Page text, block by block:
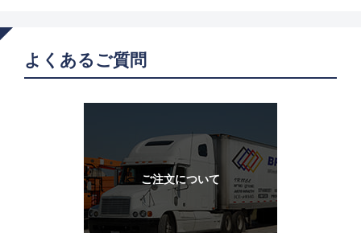
よくあるご質問